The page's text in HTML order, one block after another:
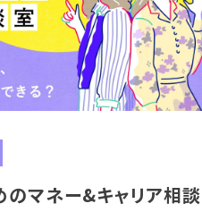
マネー&キャリア相談